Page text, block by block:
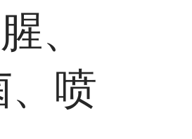
、
喷